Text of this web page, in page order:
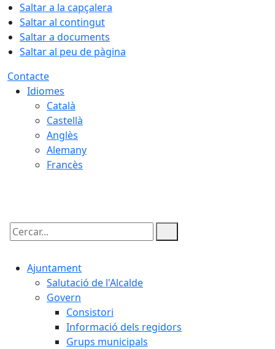
Saltar a la capçalera
Saltar al contingut
Saltar a documents
Saltar al peu de pàgina
Contacte
Idiomes
Català
Castellà
Anglès
Alemany
Francès
Cercar:
Ajuntament
Salutació de l'Alcalde
Govern
Consistori
Informació dels regidors
Grups municipals